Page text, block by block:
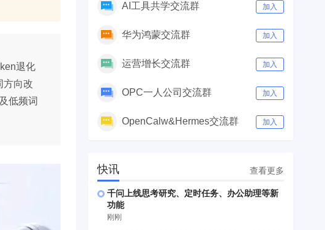
退化
方向改
低频词
AI工具共学交流群 加入
华为鸿蒙交流群 加入
运营增长交流群 加入
OPC一人公司交流群 加入
OpenCalw&Hermes交流群 加入
快讯 查看更多
千问上线思考研究、定时任务、办公助理等新
功能
刚刚